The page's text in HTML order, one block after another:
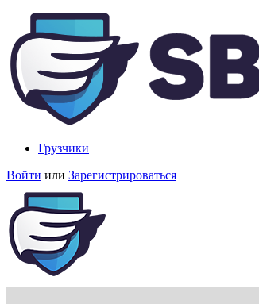
Грузчики
Войти или Зарегистрироваться